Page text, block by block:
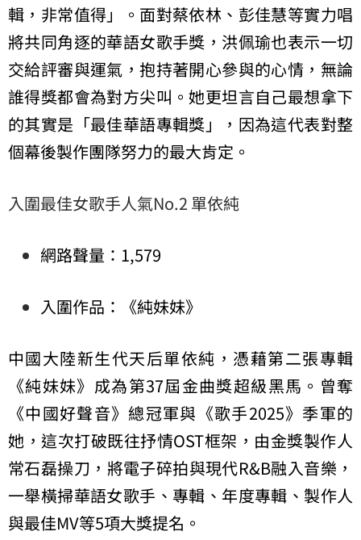
輯，非常值得」。面對蔡依林、彭佳慧等實力唱
將共同角逐的華語女歌手獎，洪佩瑜也表示一切
交給評審與運氣，抱持著開心參與的心情，無論
誰得獎都會為對方尖叫。她更坦言自己最想拿下
的其實是「最佳華語專輯獎」，因為這代表對整
個幕後製作團隊努力的最大肯定。
入圍最佳女歌手人氣No.2 單依純
網路聲量：1,579
入圍作品：《純妹妹》
中國大陸新生代天后單依純，憑藉第二張專輯
《純妹妹》成為第37屆金曲獎超級黑馬。曾奪
《中國好聲音》總冠軍與《歌手2025》季軍的
她，這次打破既往抒情OST框架，由金獎製作人
常石磊操刀，將電子碎拍與現代R&B融入音樂，
一舉橫掃華語女歌手、專輯、年度專輯、製作人
與最佳MV等5項大獎提名。